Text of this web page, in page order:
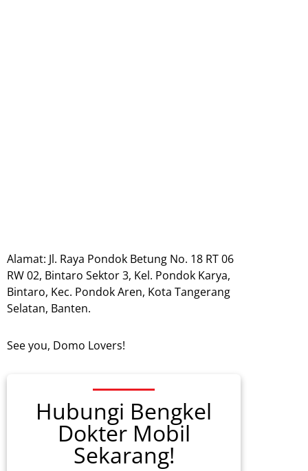
Alamat: Jl. Raya Pondok Betung No. 18 RT 06
RW 02, Bintaro Sektor 3, Kel. Pondok Karya,
Bintaro, Kec. Pondok Aren, Kota Tangerang
Selatan, Banten.
See you, Domo Lovers!
Hubungi Bengkel
Dokter Mobil
Sekarang!